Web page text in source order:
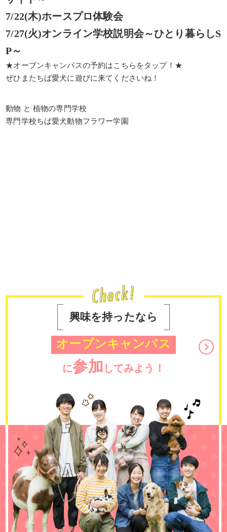
7/22(木)ホースプロ体験会
7/27(火)オンライン学校説明会～ひとり暮らしS
P～
★オープンキャンパスの予約はこちらをタップ！★
ぜひまたちば愛犬に遊びに来てくださいね！
動物 と 植物の専門学校
専門学校ちば愛犬動物フラワー学園
興味を持ったなら
オープンキャンパス
に参加 してみよう！